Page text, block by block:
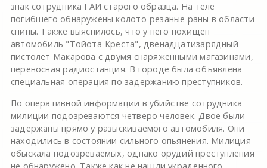
знак сотрудника ГАИ старого образца. На теле
погибшего обнаружены колото-резаные раны в области
спины. Также выяснилось, что у него похищен
автомобиль "Тойота-Креста", двенадцатизарядный
пистолет Макарова с двумя снаряженными магазинами,
переносная радиостанция. В городе была объявлена
специальная операция по задержанию преступников.
По оперативной информации в убийстве сотрудника
милиции подозреваются четверо человек. Двое были
задержаны прямо у разыскиваемого автомобиля. Они
находились в состоянии сильного опьянения. Милиция
обыскала подозреваемых, однако орудий преступления